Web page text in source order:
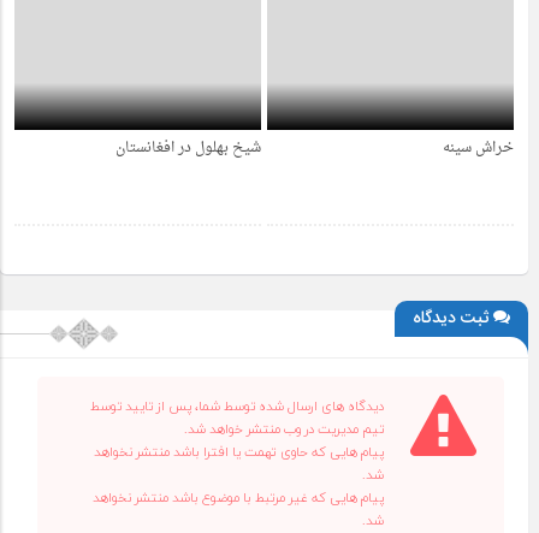
خراش سینه شیخ بهلول در افغانستان
ثبت دیدگاه
دیدگاه های ارسال شده توسط شما، پس از تایید توسط
تیم مدیریت در وب منتشر خواهد شد.
پیام هایی که حاوی تهمت یا افترا باشد منتشر نخواهد
شد.
پیام هایی که غیر مرتبط با موضوع باشد منتشر نخواهد
شد.